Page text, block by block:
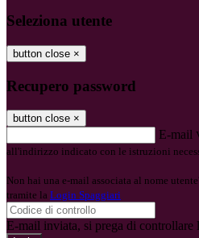
Seleziona utente
button close ×
Recupero password
button close ×
E-mail
all'indirizzo indicato con le istruzioni
Non hai una e-mail associata al nome
tramite la Login Spaggiari
E-mail inviata, si prega di controllare